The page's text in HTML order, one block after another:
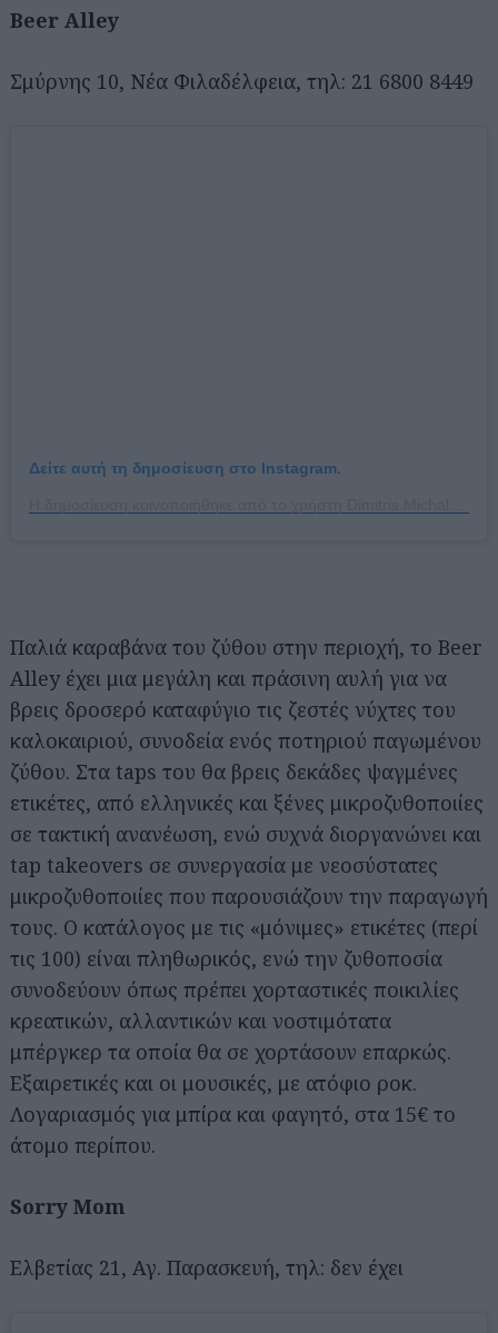
Beer Alley
Σμύρνης 10, Νέα Φιλαδέλφεια, τηλ: 21 6800 8449
Δείτε αυτή τη δημοσίευση στο Instagram.
Παλιά καραβάνα του ζύθου στην περιοχή, το Beer
Alley έχει μια μεγάλη και πράσινη αυλή για να
βρεις δροσερό καταφύγιο τις ζεστές νύχτες του
καλοκαιριού, συνοδεία ενός ποτηριού παγωμένου
ζύθου. Στα taps του θα βρεις δεκάδες ψαγμένες
ετικέτες, από ελληνικές και ξένες μικροζυθοποιίες
σε τακτική ανανέωση, ενώ συχνά διοργανώνει και
tap takeovers σε συνεργασία με νεοσύστατες
μικροζυθοποιίες που παρουσιάζουν την παραγωγή
τους. Ο κατάλογος με τις «μόνιμες» ετικέτες (περί
τις 100) είναι πληθωρικός, ενώ την ζυθοποσία
συνοδεύουν όπως πρέπει χορταστικές ποικιλίες
κρεατικών, αλλαντικών και νοστιμότατα
μπέργκερ τα οποία θα σε χορτάσουν επαρκώς.
Εξαιρετικές και οι μουσικές, με ατόφιο ροκ.
Λογαριασμός για μπίρα και φαγητό, στα 15€ το
άτομο περίπου.
Sorry Mom
Ελβετίας 21, Αγ. Παρασκευή, τηλ: δεν έχει